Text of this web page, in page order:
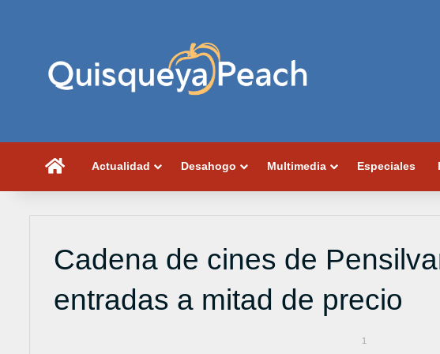
PortadaActualidad Desahogo Multimedia Especiales
Cadena de cines de
entradas a mitad de precio
1